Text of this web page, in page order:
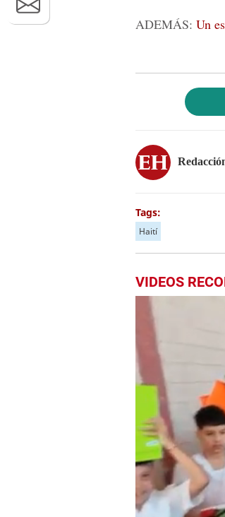
ADEMÁS: Un
Tags:
Haití
VIDEOS